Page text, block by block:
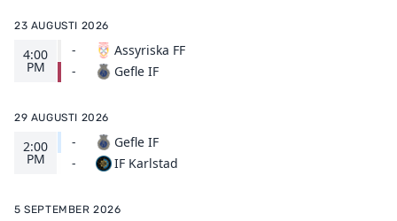
23 AUGUSTI 2026
4:00
PM
-
-
Assyriska FF
Gefle IF
29 AUGUSTI 2026
2:00
PM
-
-
Gefle IF
IF Karlstad
5 SEPTEMBER 2026